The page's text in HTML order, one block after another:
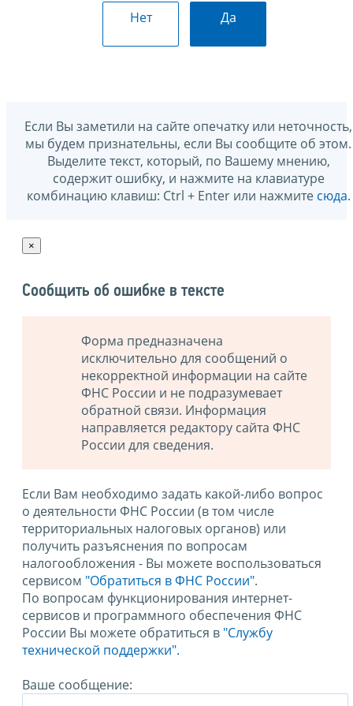
Нет Да
Если Вы заметили на сайте опечатку или неточность,
мы будем признательны, если Вы сообщите об этом.
Выделите текст, который, по Вашему мнению,
содержит ошибку, и нажмите на клавиатуре
комбинацию клавиш: Ctrl + Enter или нажмите сюда.
×
Сообщить об ошибке в тексте
Форма предназначена
исключительно для сообщений о
некорректной информации на сайте
ФНС России и не подразумевает
обратной связи. Информация
направляется редактору сайта ФНС
России для сведения.
Если Вам необходимо задать какой-либо вопрос
о деятельности ФНС России (в том числе
территориальных налоговых органов) или
получить разъяснения по вопросам
налогообложения - Вы можете воспользоваться
сервисом "Обратиться в ФНС России".
По вопросам функционирования интернет-
сервисов и программного обеспечения ФНС
России Вы можете обратиться в "Службу
технической поддержки".
Ваше сообщение: